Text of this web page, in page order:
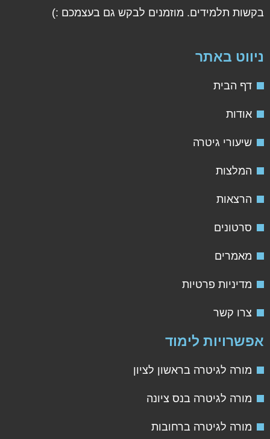
תלמידים. מוזמנים לבקש גם בעצמכם :)
באתר
דף הבית
אודות
שיעורי גיטרה
המלצות
הרצאות
סרטונים
מאמרים
מדיניות פרטיות
צרו קשר
לימוד
מורה לגיטרה בראשון לציון
מורה לגיטרה בנס ציונה
מורה לגיטרה ברחובות